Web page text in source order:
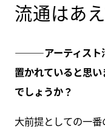
流通はあ
———アーティス
置かれていると思
でしょうか？
大前提としての一